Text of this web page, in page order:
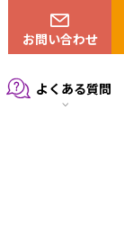
お問い合わせ
よくある質問